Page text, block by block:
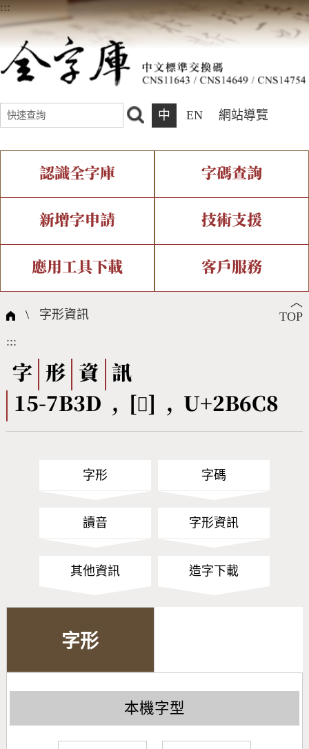
:::
中 EN 網站導覽
認識全字庫
全字庫介紹 全字庫現況
中文碼介紹 專有名詞介紹
國際字碼相關組織
字碼查詢
IDS查詢 部件查詢
複合查詢 注音查詢
筆畫查詢
筆順序查詢
CNS查詢 Unicode查詢
新增字申請
新字申請處理流程
技術支援
字形即時顯示 造字解決方案
全字庫授權 轉碼Web Service
應用工具下載
個人電腦造字處理工具
字形下載
客戶服務
問題集
熱門查詢統計
︿
TOP
\ 字形資訊
:::
字 形 資
訊
15-7B3D , [𫛈] , U+2B6C8
字形 字碼
讀音 字形資訊
其他資訊 造字下載
字形
本機字型